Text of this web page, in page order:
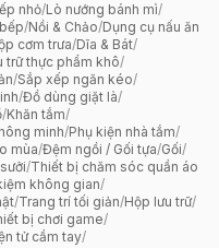
nhỏ/Lò nướng bánh mì/
/Nồi & Chảo/Dụng cụ nấu ăn
cơm trưa/Dĩa & Bát/
trữ thực phẩm khô/
/Sắp xếp ngăn kéo/
/Đồ dùng giặt là/
/Khăn tắm/
minh/Phụ kiện nhà tắm/
mùa/Đệm ngồi / Gối tựa/Gối/
/Thiết bị chăm sóc quần áo
không gian/
/Trang trí tối giản/Hộp lưu trữ/
bị chơi game/
tử cầm tay/